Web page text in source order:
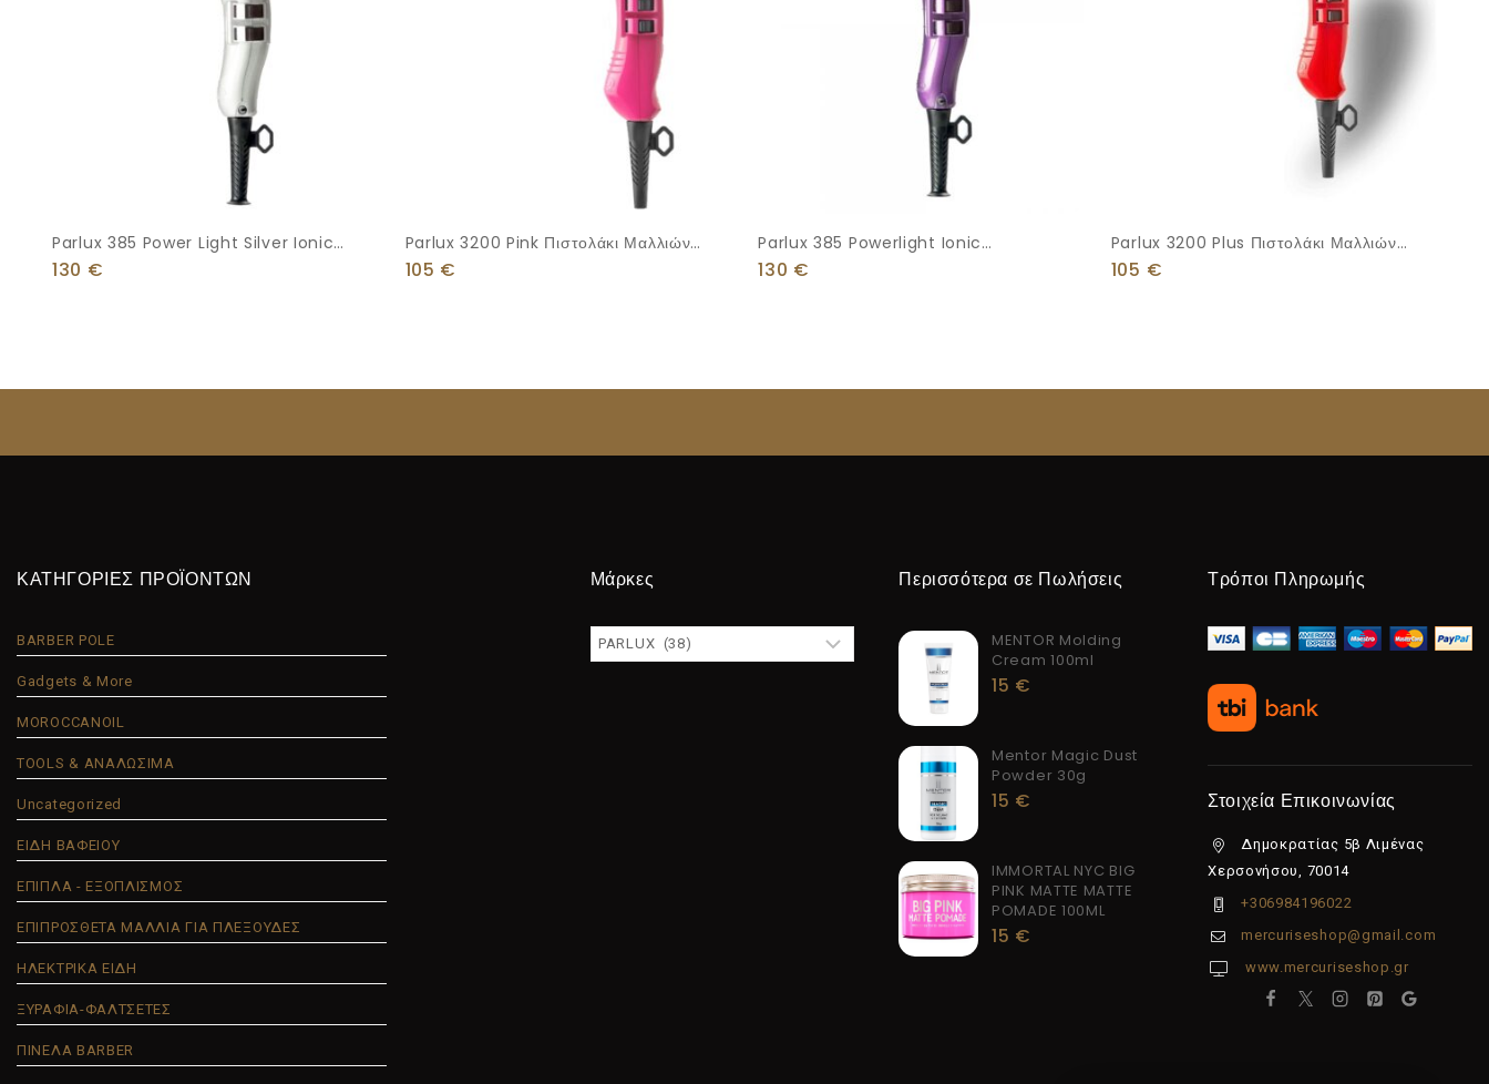
Parlux 385 Power Light Silver Ionic
Επαγγελματικό Πιστολάκι Μαλλιών 2150
130 €
Parlux 3200 Pink Πιστολάκι Μαλλιών
1900W
105 €
Parlux 385 Powerlight Ionic
Επαγγελματικό Πιστολάκι Μαλλιών
130 €
Parlux 3200 Plus Πιστολάκι Μαλλιών
1900W
105 €
ΚΑΤΗΓΟΡΙΕΣ ΠΡΟΪΟΝΤΩΝ
BARBER POLE
Gadgets & More
MOROCCANOIL
TOOLS & ΑΝΑΛΩΣΙΜΑ
Uncategorized
ΕΙΔΗ ΒΑΦΕΙΟΥ
ΕΠΙΠΛΑ - ΕΞΟΠΛΙΣΜΟΣ
ΕΠΙΠΡΟΣΘΕΤΑ ΜΑΛΛΙΑ ΓΙΑ ΠΛΕΞΟΥΔΕΣ
ΗΛΕΚΤΡΙΚΑ ΕΙΔΗ
ΞΥΡΑΦΙΑ-ΦΑΛΤΣΕΤΕΣ
ΠΙΝΕΛΑ BARBER
Μάρκες Περισσότερα σε Πωλήσεις
MENTOR Molding
Cream 100ml
15 €
Mentor Magic Dust
Powder 30g
15 €
IMMORTAL NYC BIG
PINK MATTE MATTE
POMADE 100ML
15 €
Τρόποι Πληρωμής
Στοιχεία Επικοινωνίας
Δημοκρατίας 5β Λιμένας
Χερσονήσου, 70014
+306984196022
mercuriseshop@gmail.com
www.mercuriseshop.gr